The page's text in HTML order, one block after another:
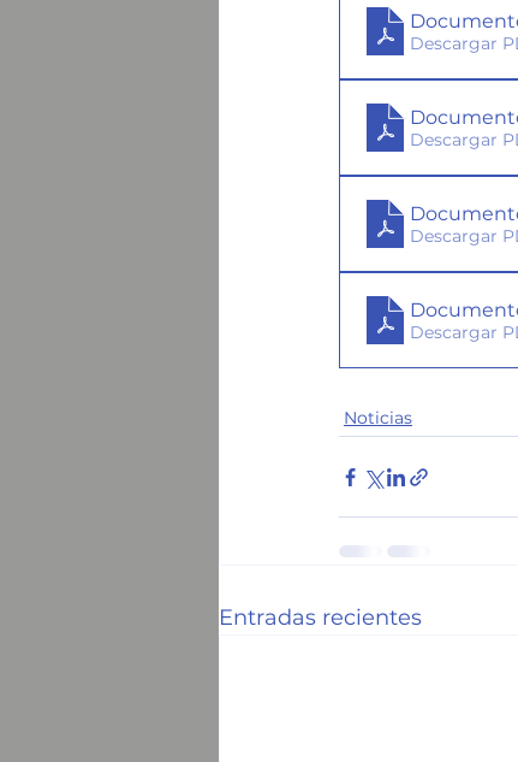
Descargar
Descargar
Descargar
Descargar
Noticias
Entradas recientes